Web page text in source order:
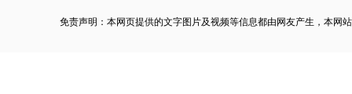
免责声明：本网页提供的文字图片及视频等信息都由网友产生，本网